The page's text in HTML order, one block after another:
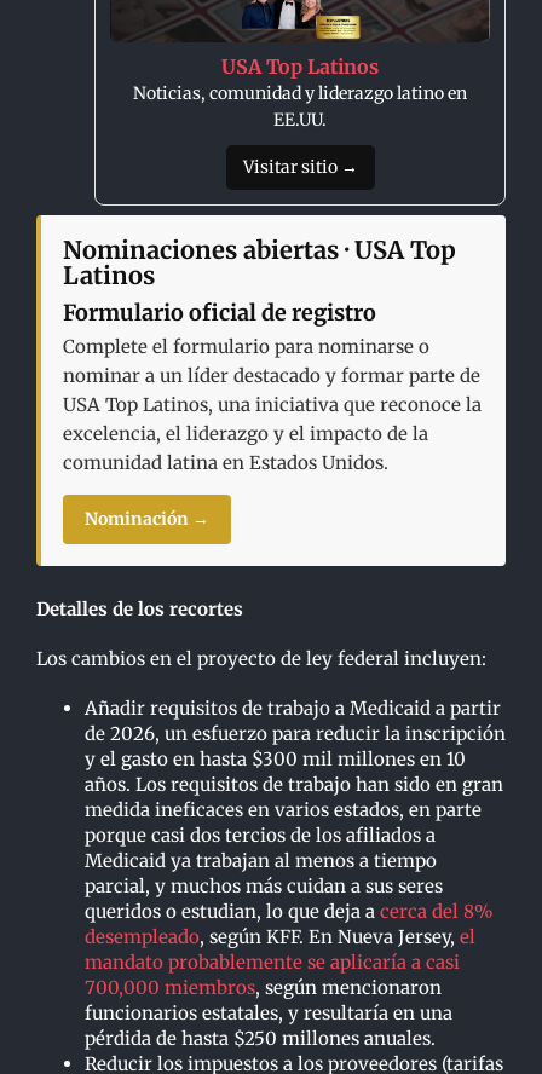
USA Top Latinos
Noticias, comunidad y liderazgo latino en
EE.UU.
Visitar sitio →
Nominaciones abiertas · USA Top
Latinos
Formulario oficial de registro
Complete el formulario para nominarse o
nominar a un líder destacado y formar parte de
USA Top Latinos, una iniciativa que reconoce la
excelencia, el liderazgo y el impacto de la
comunidad latina en Estados Unidos.
Nominación →
Detalles de los recortes
Los cambios en el proyecto de ley federal incluyen:
Añadir requisitos de trabajo a Medicaid a partir
de 2026, un esfuerzo para reducir la inscripción
y el gasto en hasta $300 mil millones en 10
años. Los requisitos de trabajo han sido en gran
medida ineficaces en varios estados, en parte
porque casi dos tercios de los afiliados a
Medicaid ya trabajan al menos a tiempo
parcial, y muchos más cuidan a sus seres
queridos o estudian, lo que deja a cerca del 8%
desempleado, según KFF. En Nueva Jersey, el
mandato probablemente se aplicaría a casi
700,000 miembros, según mencionaron
funcionarios estatales, y resultaría en una
pérdida de hasta $250 millones anuales.
Reducir los impuestos a los proveedores (tarifas